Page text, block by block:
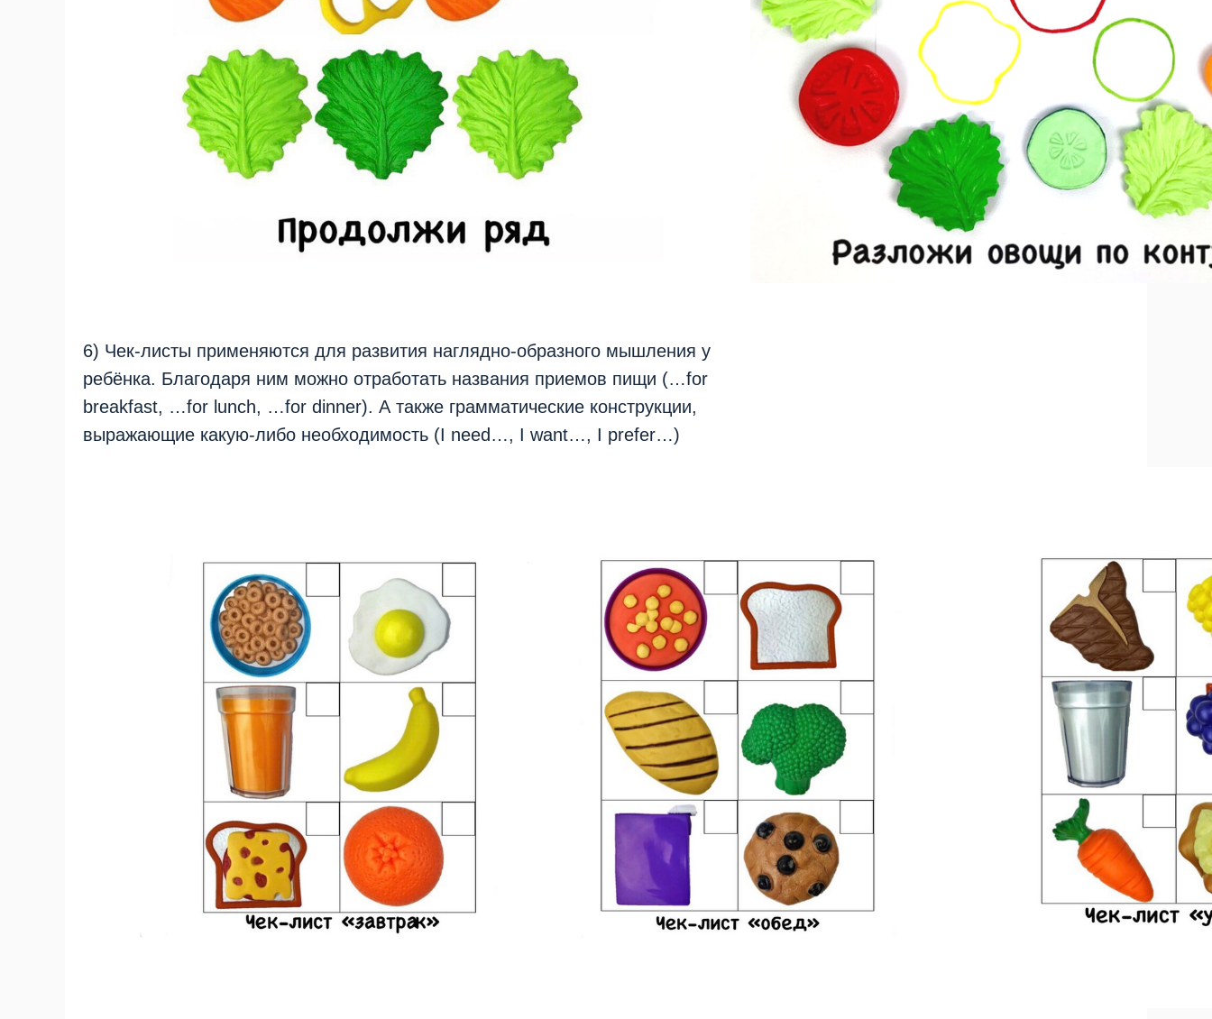
6) Чек-листы применяются для развития наглядно-образного мышления у
ребёнка. Благодаря ним можно отработать названия приемов пищи (…for
breakfast, …for lunch, …for dinner). А также грамматические конструкции,
выражающие какую-либо необходимость (I need…, I want…, I prefer…)